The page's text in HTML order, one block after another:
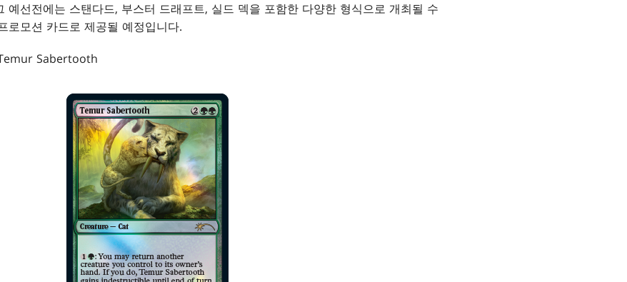
예선전에는 스탠다드, 부스터 드래프트, 실드 덱을 포함한 다양한 형식으로 개최될 수
로모션 카드로 제공될 예정입니다.
Sabertooth